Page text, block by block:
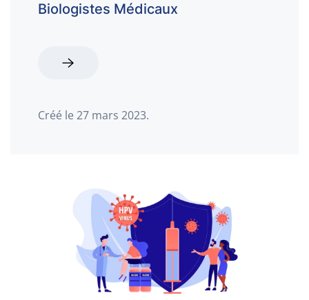
Biologistes Médicaux
Créé le 27 mars 2023.